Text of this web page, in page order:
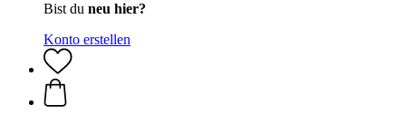
Bist du neu hier?
Konto erstellen